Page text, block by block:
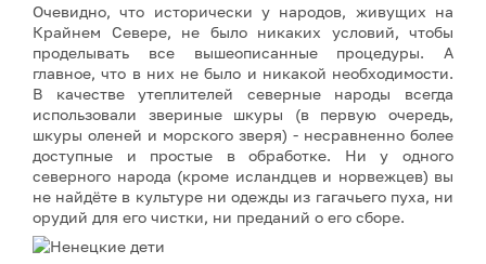
Очевидно, что исторически у народов, живущих на
Крайнем Севере, не было никаких условий, чтобы
проделывать все вышеописанные процедуры. А
главное, что в них не было и никакой необходимости.
В качестве утеплителей северные народы всегда
использовали звериные шкуры (в первую очередь,
шкуры оленей и морского зверя) - несравненно более
доступные и простые в обработке. Ни у одного
северного народа (кроме исландцев и норвежцев) вы
не найдёте в культуре ни одежды из гагачьего пуха, ни
орудий для его чистки, ни преданий о его сборе.